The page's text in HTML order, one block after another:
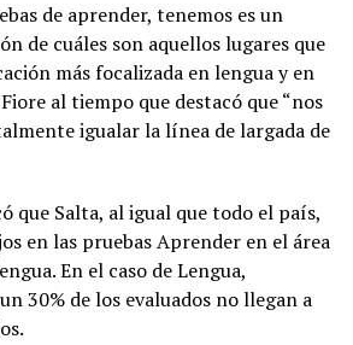
de aprender, tenemos es un
de cuáles son aquellos lugares que
más focalizada en lengua y en
al tiempo que destacó que “nos
igualar la línea de largada de
que Salta, al igual que todo el país,
en las pruebas Aprender en el área
En el caso de Lengua,
30% de los evaluados no llegan a